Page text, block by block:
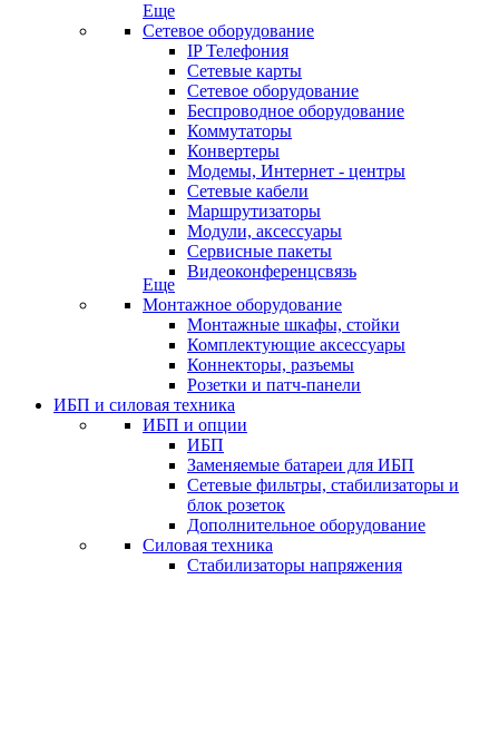
Еще
Сетевое оборудование
IP Телефония
Сетевые карты
Сетевое оборудование
Беспроводное оборудование
Коммутаторы
Конвертеры
Модемы, Интернет - центры
Сетевые кабели
Маршрутизаторы
Модули, аксессуары
Сервисные пакеты
Видеоконференцсвязь
Еще
Монтажное оборудование
Монтажные шкафы, стойки
Комплектующие аксессуары
Коннекторы, разъемы
Розетки и патч-панели
ИБП и силовая техника
ИБП и опции
ИБП
Заменяемые батареи для ИБП
Сетевые фильтры, стабилизаторы и
блок розеток
Дополнительное оборудование
Силовая техника
Стабилизаторы напряжения